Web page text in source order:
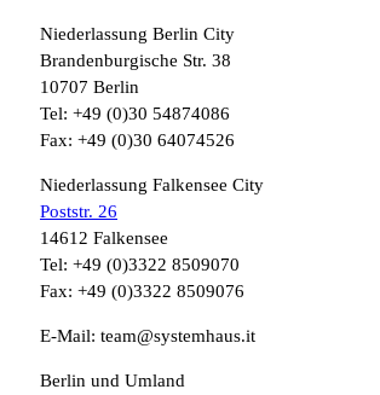
Niederlassung Berlin City
Brandenburgische Str. 38
10707 Berlin
Tel: +49 (0)30 54874086
Fax: +49 (0)30 64074526
Niederlassung Falkensee City
Poststr. 26
14612 Falkensee
Tel: +49 (0)3322 8509070
Fax: +49 (0)3322 8509076
E-Mail: team@systemhaus.it
Berlin und Umland